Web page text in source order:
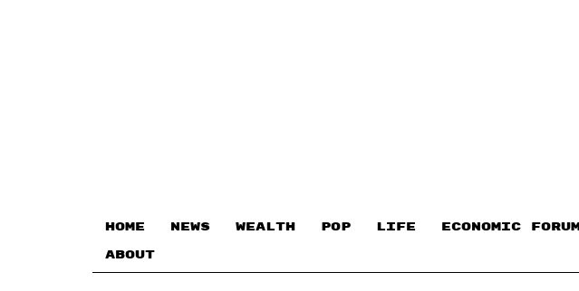
HOME NEWS WEALTH POP LIFE ECONOMIC FORUM
ABOUT